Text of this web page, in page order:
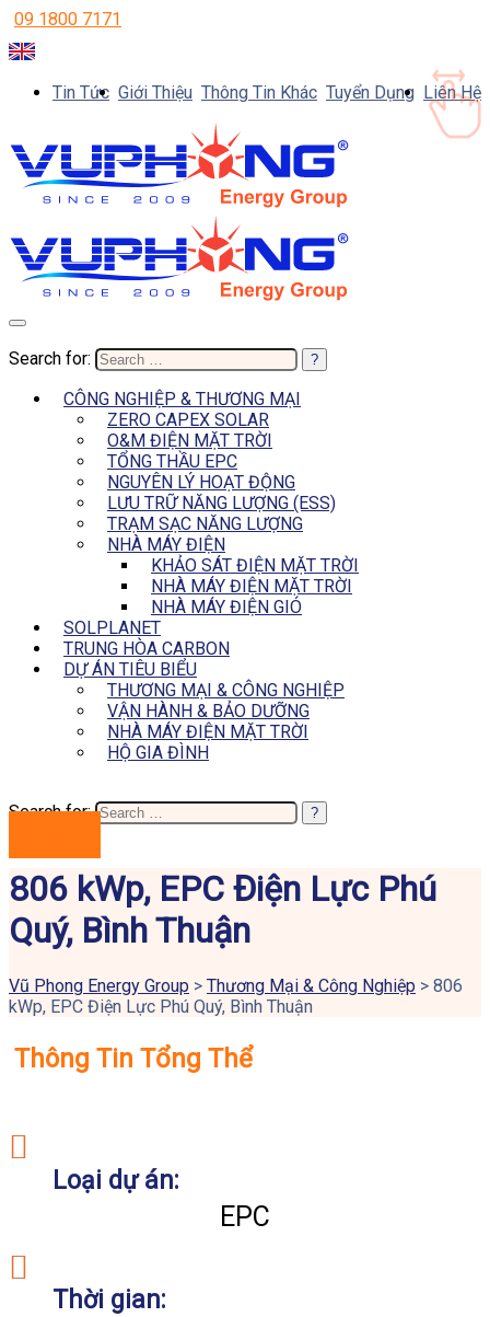
09 1800 7171
Tin Tức Giới Thiệu Thông Tin Khác Tuyển Dụng Liên Hệ
Search for:
CÔNG NGHIỆP & THƯƠNG MẠI
ZERO CAPEX SOLAR
O&M ĐIỆN MẶT TRỜI
TỔNG THẦU EPC
NGUYÊN LÝ HOẠT ĐỘNG
LƯU TRỮ NĂNG LƯỢNG (ESS)
TRẠM SẠC NĂNG LƯỢNG
NHÀ MÁY ĐIỆN
KHẢO SÁT ĐIỆN MẶT TRỜI
NHÀ MÁY ĐIỆN MẶT TRỜI
NHÀ MÁY ĐIỆN GIÓ
SOLPLANET
TRUNG HÒA CARBON
DỰ ÁN TIÊU BIỂU
THƯƠNG MẠI & CÔNG NGHIỆP
VẬN HÀNH & BẢO DƯỠNG
NHÀ MÁY ĐIỆN MẶT TRỜI
HỘ GIA ĐÌNH
Search for:
806 kWp, EPC Điện Lực Phú
Quý, Bình Thuận
Vũ Phong Energy Group > Thương Mại & Công Nghiệp > 806
kWp, EPC Điện Lực Phú Quý, Bình Thuận
Thông Tin Tổng Thể
Loại dự án:
EPC
Thời gian: